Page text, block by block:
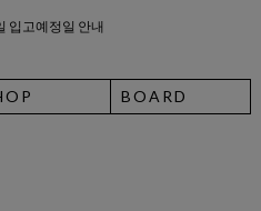
입고예정일 안내
BOARD